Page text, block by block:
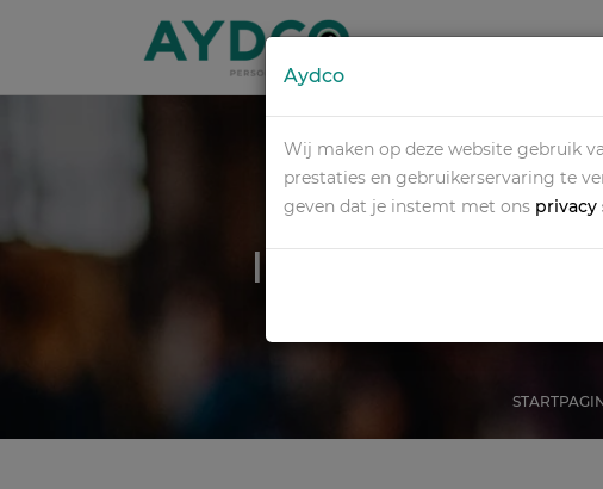
Aydco
Wij maken op deze website gebruik
prestaties en gebruikerservaring te
geven dat je instemt met ons